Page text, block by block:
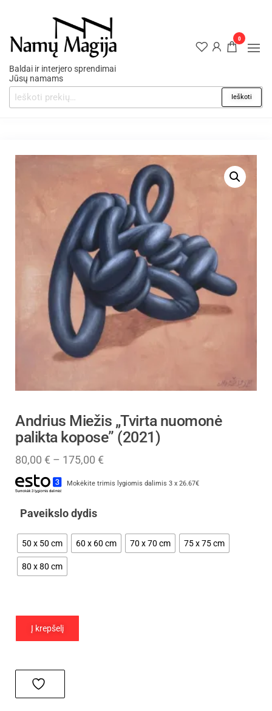
Baldai ir interjero sprendimai
Jūsų namams
Ieškoti
0
Andrius Miežis „Tvirta nuomonė
palikta kopose” (2021)
80,00 € – 175,00 €
Mokėkite trimis lygiomis dalimis 3 x 26.67€
Paveikslo dydis
50 x 50 cm 60 x 60 cm 70 x 70 cm 75 x 75 cm
80 x 80 cm
Į krepšelį